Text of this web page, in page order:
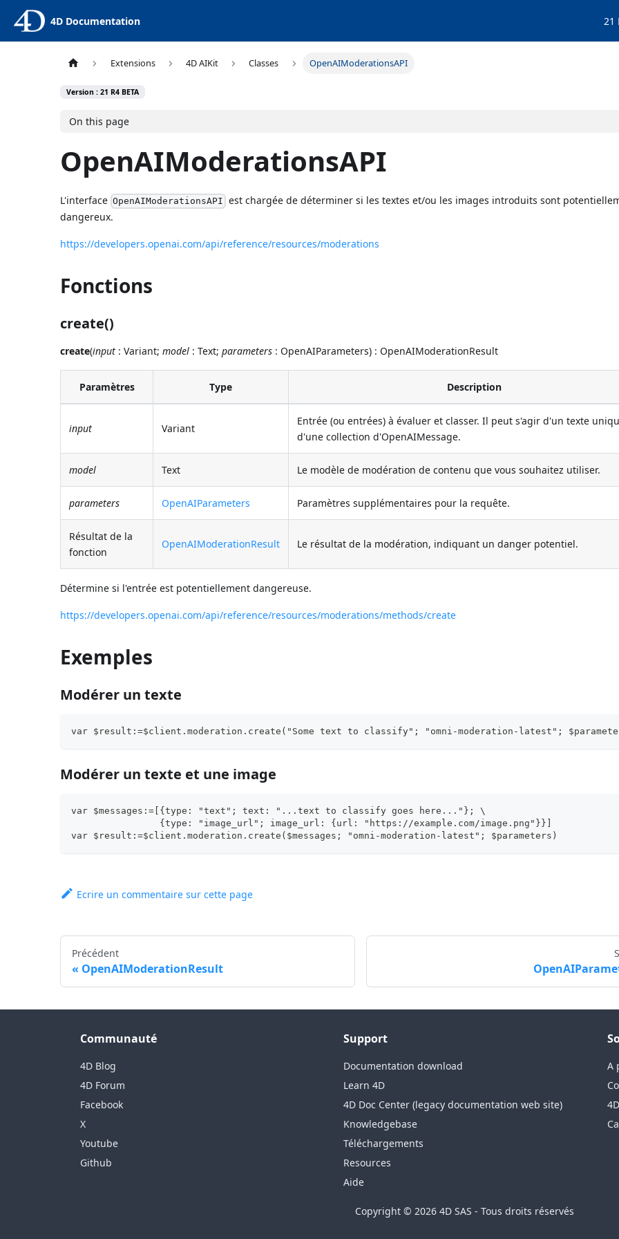
4D Documentation 21
Extensions 4D AIKit Classes OpenAIModerationsAPI
Version : 21 R4 BETA
On this page
OpenAIModerationsAPI
L'interface OpenAIModerationsAPI est chargée de déterminer si les textes et/ou les images introduits sont
dangereux.
https://developers.openai.com/api/reference/resources/moderations
Fonctions
create()
create(input : Variant;model : Text;parameters : OpenAIParameters) : OpenAIModerationResult
Paramètres Type Description
input Variant
Entrée (ou entrées) à évaluer et classer. Il peut s'agir d'un texte
d'une collection d'OpenAIMessage.
model Text Le modèle de modération de contenu que vous souhaitez utiliser.
parameters OpenAIParameters Paramètres supplémentaires pour la requête.
Résultat de la
fonction
OpenAIModerationResult Le résultat de la modération, indiquant un danger potentiel.
Détermine si l'entrée est potentiellement dangereuse.
https://developers.openai.com/api/reference/resources/moderations/methods/create
Exemples
Modérer un texte
var $result:=$client.moderation.create("Some text to classify"; "omni-moderation-latest";
Modérer un texte et une image
var $messages:=[{type: "text"; text: "...text to classify goes here..."}; \
                {type: "image_url"; image_url: {url: "https://example.com/image.png"}}]
var $result:=$client.moderation.create($messages; "omni-moderation-latest"; $parameters)
Ecrire un commentaire sur cette page
Précédent
OpenAIModerationResult
Communauté
4D Blog
4D Forum
Facebook
X
Youtube
Github
Support
Documentation download
Learn 4D
4D Doc Center (legacy documentation web site)
Knowledgebase
Téléchargements
Resources
Aide
A
Copyright © 2026 4D SAS - Tous droits réservés